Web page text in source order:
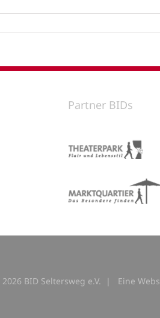
Partner BIDs
2026 BID Seltersweg e.V. | Eine